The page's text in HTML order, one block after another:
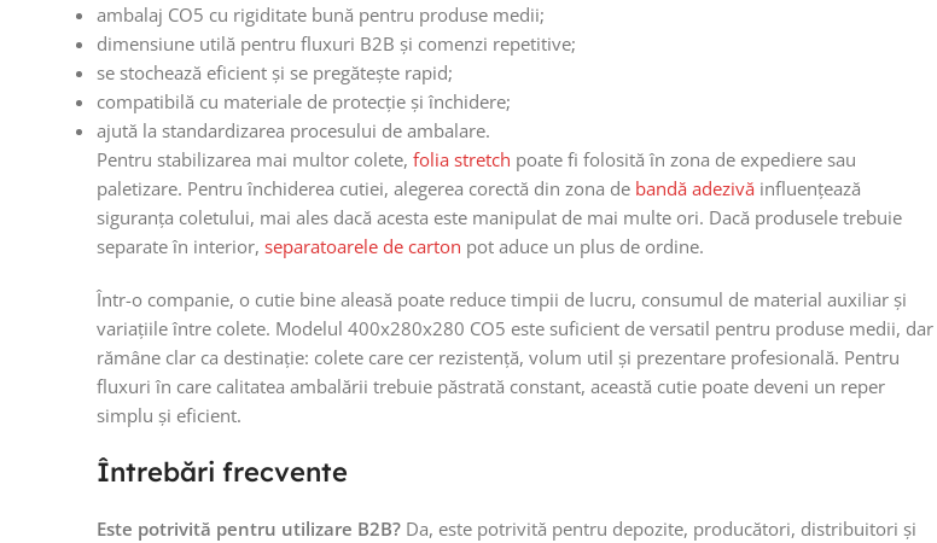
ambalaj CO5 cu rigiditate bună pentru produse medii;
dimensiune utilă pentru fluxuri B2B și comenzi repetitive;
se stochează eficient și se pregătește rapid;
compatibilă cu materiale de protecție și închidere;
ajută la standardizarea procesului de ambalare.
Pentru stabilizarea mai multor colete, folia stretch poate fi folosită în zona de expediere sau
paletizare. Pentru închiderea cutiei, alegerea corectă din zona de bandă adezivă influențează
siguranța coletului, mai ales dacă acesta este manipulat de mai multe ori. Dacă produsele trebuie
separate în interior, separatoarele de carton pot aduce un plus de ordine.
Într-o companie, o cutie bine aleasă poate reduce timpii de lucru, consumul de material auxiliar și
variațiile între colete. Modelul 400x280x280 CO5 este suficient de versatil pentru produse medii, dar
rămâne clar ca destinație: colete care cer rezistență, volum util și prezentare profesională. Pentru
fluxuri în care calitatea ambalării trebuie păstrată constant, această cutie poate deveni un reper
simplu și eficient.
Întrebări frecvente
Este potrivită pentru utilizare B2B? Da, este potrivită pentru depozite, producători, distribuitori și
Banda adeziva solvent 48 mm
x 60 m maro
4.19lei
Banda adeziva albastra
acrilica 48 mm x 66 m
7.72lei (TVA inclus)
Adaugă În Coș